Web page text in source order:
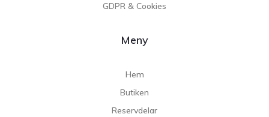
GDPR & Cookies
Meny
Hem
Butiken
Reservdelar